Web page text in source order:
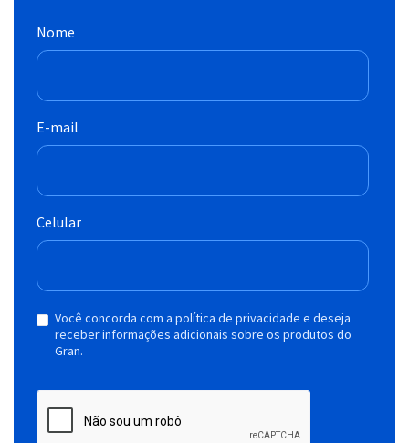
Nome
E-mail
Celular
Você concorda com a política de privacidade e deseja
receber informações adicionais sobre os produtos do
Gran.